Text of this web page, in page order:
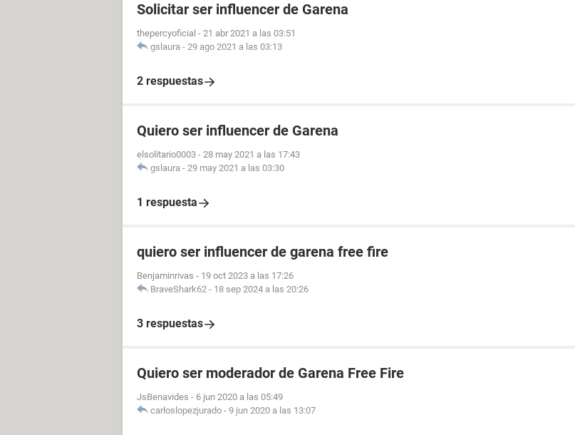
Solicitar ser influencer de Garena
thepercyoficial - 21 abr 2021 a las 03:51
gslaura - 29 ago 2021 a las 03:13
2 respuestas
Quiero ser influencer de Garena
elsolitario0003 - 28 may 2021 a las 17:43
gslaura - 29 may 2021 a las 03:30
1 respuesta
quiero ser influencer de garena free fire
Benjaminrivas - 19 oct 2023 a las 17:26
BraveShark62 - 18 sep 2024 a las 20:26
3 respuestas
Quiero ser moderador de Garena Free Fire
JsBenavides - 6 jun 2020 a las 05:49
carloslopezjurado - 9 jun 2020 a las 13:07